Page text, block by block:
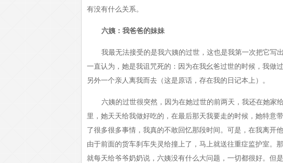
有没有什么关系。
六姨：我爸爸的妹妹
我最无法接受的是我六姨的过世，这也是我第一次把它写
一直认为，她是我诅咒死的：因为在我幺爸过世的时候，我
另外一个亲人离我而去（这是原话，存在我的日记本上）。
六姨的过世很突然，因为在她过世的前两天，我还在她家
里，她天天给我做好吃的，在最后那天我要走的时候，她特意
了很多很多事情，我真的不敢回忆那段时间。可是，在我离开
由于前面的货车刹车失灵给撞上了，马上就送往重症监护室。
就每天给爷爷奶奶说，六姨没有什么大问题，一切都很好。但